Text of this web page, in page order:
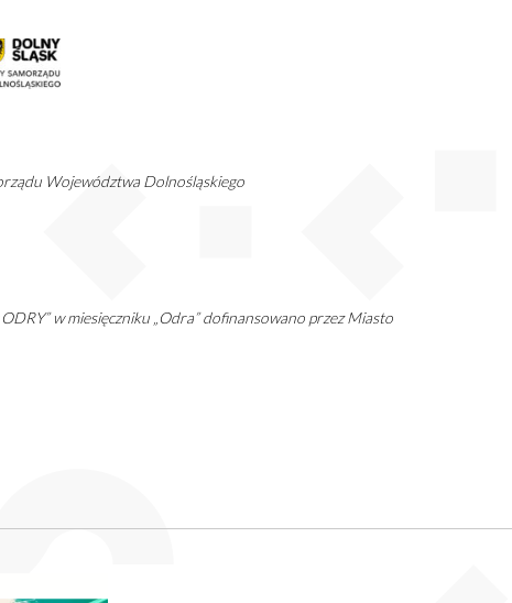
Województwa Dolnośląskiego
w miesięczniku „Odra” dofinansowano przez Miasto